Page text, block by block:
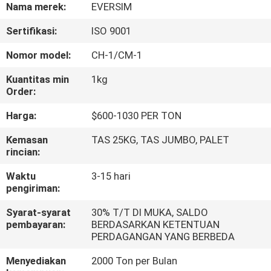
KAMI
TUR
PABRIK
KONTROL
KUALITAS
HUBUNGI
KAMI
BERITA
Nama merek:
EVERSIM
Sertifikasi:
ISO 9001
Nomor model:
CH-1/CM-1
Kuantitas min
Order:
1kg
Harga:
$600-1030 PER TON
Kemasan
rincian:
TAS 25KG, TAS JUMBO, PALET
Waktu
pengiriman:
3-15 hari
Syarat-syarat
pembayaran:
30% T/T DI MUKA, SALDO
BERDASARKAN KETENTUAN
PERDAGANGAN YANG BERBEDA
Menyediakan
2000 Ton per Bulan